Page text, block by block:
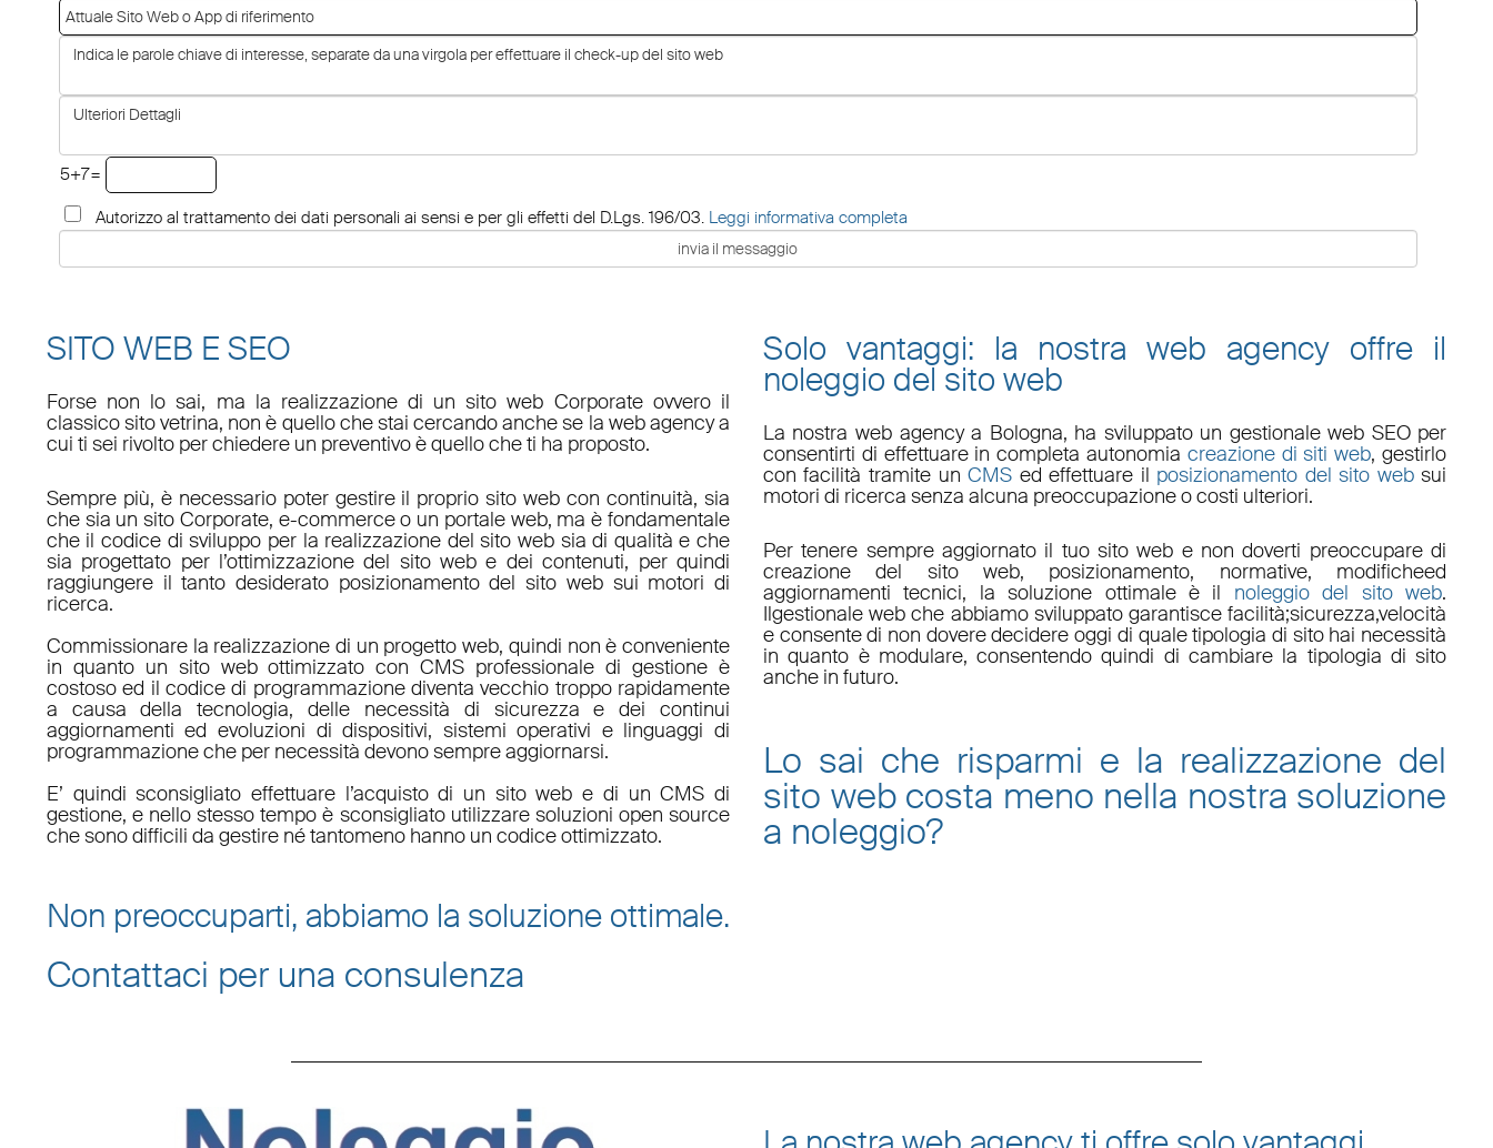
5+7=
Autorizzo al trattamento dei dati personali ai sensi e per gli effetti del D.Lgs. 196/03. Leggi informativa completa
SITO WEB E SEO
Forse non lo sai, ma la realizzazione di un sito web Corporate ovvero il
classico sito vetrina, non è quello che stai cercando anche se la web agency a
cui ti sei rivolto per chiedere un preventivo è quello che ti ha proposto.
Sempre più, è necessario poter gestire il proprio sito web con continuità, sia
che sia un sito Corporate, e-commerce o un portale web, ma è fondamentale
che il codice di sviluppo per la realizzazione del sito web sia di qualità e che
sia progettato per l’ottimizzazione del sito web e dei contenuti, per quindi
raggiungere il tanto desiderato posizionamento del sito web sui motori di
ricerca.
Commissionare la realizzazione di un progetto web, quindi non è conveniente
in quanto un sito web ottimizzato con CMS professionale di gestione è
costoso ed il codice di programmazione diventa vecchio troppo rapidamente
a causa della tecnologia, delle necessità di sicurezza e dei continui
aggiornamenti ed evoluzioni di dispositivi, sistemi operativi e linguaggi di
programmazione che per necessità devono sempre aggiornarsi.
E’ quindi sconsigliato effettuare l’acquisto di un sito web e di un CMS di
gestione, e nello stesso tempo è sconsigliato utilizzare soluzioni open source
che sono difficili da gestire né tantomeno hanno un codice ottimizzato.
Non preoccuparti, abbiamo la soluzione ottimale.
Contattaci per una consulenza
Solo vantaggi: la nostra web agency offre il
noleggio del sito web
La nostraweb agency a Bologna, ha sviluppato un gestionale web SEOper
consentirti di effettuare in completa autonomia creazione di siti web, gestirlo
con facilità tramite unCMS ed effettuare il posizionamento del sito websui
motori di ricerca senza alcuna preoccupazione o costi ulteriori.
Per tenere sempre aggiornato il tuo sito web e non doverti preoccupare di
creazione del sito web, posizionamento, normative, modificheed
aggiornamenti tecnici, la soluzione ottimale è il noleggio del sito web.
Ilgestionale webche abbiamo sviluppato garantiscefacilità;sicurezza,velocità
e consente di non dovere decidere oggi di quale tipologia di sito hai necessità
in quanto è modulare, consentendo quindi di cambiare la tipologia di sito
anche in futuro.
Lo sai che risparmi e la realizzazione del
sito webcosta meno nella nostra soluzione
a noleggio?